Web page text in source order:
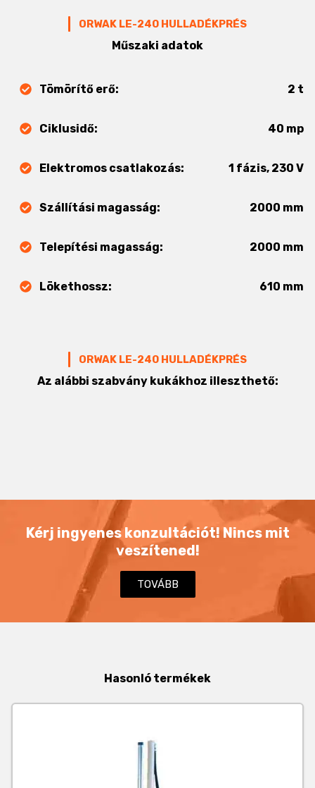
ORWAK LE-240 HULLADÉKPRÉS
Műszaki adatok
Tömörítő erő: 2 t
Ciklusidő: 40 mp
Elektromos csatlakozás: 1 fázis, 230 V
Szállítási magasság: 2000 mm
Telepítési magasság: 2000 mm
Lökethossz: 610 mm
ORWAK LE-240 HULLADÉKPRÉS
Az alábbi szabvány kukákhoz illeszthető:
Kérj ingyenes konzultációt! Nincs mit
veszítened!
TOVÁBB
Hasonló termékek